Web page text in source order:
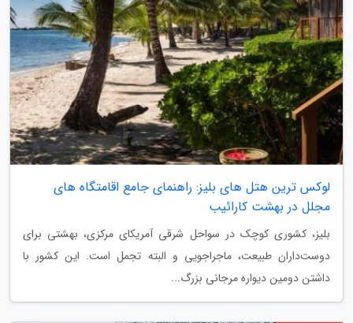
لوکس ترین هتل های بلیز: راهنمای جامع اقامتگاه های
مجلل در بهشت کارائیب
بلیز، کشوری کوچک در سواحل شرقی آمریکای مرکزی، بهشتی برای
دوست‌داران طبیعت، ماجراجویی و البته تجمل است. این کشور با
داشتن دومین دیواره مرجانی بزرگ...